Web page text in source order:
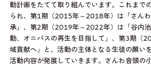
動計画をたてて取り組んでいます。これまで
られ、第1期（2015年～2018年）は「さん
承」、第2期（2019年～2022年）は「谷内
動、オニバスの再生を目指して」、第3期（
域貢献へ」と、活動の主体となる生徒の願い
活動内容が発展していきます。さんわ音頭の